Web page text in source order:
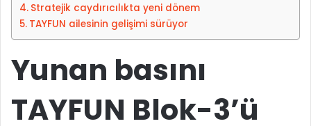
r
m
Stratejik caydırıcılıkta yeni dönem
TAYFUN ailesinin gelişimi sürüyor
Yunan basını
TAYFUN Blok-3’ü